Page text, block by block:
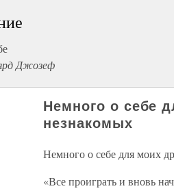
Джозеф
Немного о себе
незнакомых
Немного о себе для моих
«Все проиграть и вновь